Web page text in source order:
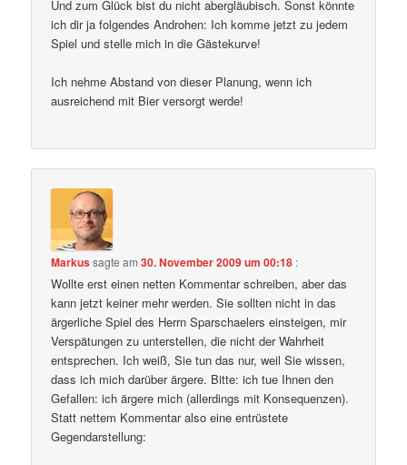
Und zum Glück bist du nicht abergläubisch. Sonst könnte
ich dir ja folgendes Androhen: Ich komme jetzt zu jedem
Spiel und stelle mich in die Gästekurve!
Ich nehme Abstand von dieser Planung, wenn ich
ausreichend mit Bier versorgt werde!
Markussagte am30. November 2009 um 00:18 :
Wollte erst einen netten Kommentar schreiben, aber das
kann jetzt keiner mehr werden. Sie sollten nicht in das
ärgerliche Spiel des Herrn Sparschaelers einsteigen, mir
Verspätungen zu unterstellen, die nicht der Wahrheit
entsprechen. Ich weiß, Sie tun das nur, weil Sie wissen,
dass ich mich darüber ärgere. Bitte: ich tue Ihnen den
Gefallen: ich ärgere mich (allerdings mit Konsequenzen).
Statt nettem Kommentar also eine entrüstete
Gegendarstellung: